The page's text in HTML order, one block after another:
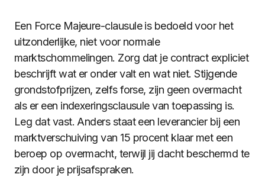
Een Force Majeure-clausule is bedoeld voor het
uitzonderlijke, niet voor normale
marktschommelingen. Zorg dat je contract expliciet
beschrijft wat er onder valt en wat niet. Stijgende
grondstofprijzen, zelfs forse, zijn geen overmacht
als er een indexeringsclausule van toepassing is.
Leg dat vast. Anders staat een leverancier bij een
marktverschuiving van 15 procent klaar met een
beroep op overmacht, terwijl jij dacht beschermd te
zijn door je prijsafspraken.